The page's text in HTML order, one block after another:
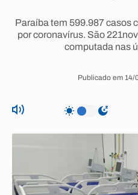
Paraíba tem 599.987 casos
por coronavírus. São
computada nas
Publicado em 14/